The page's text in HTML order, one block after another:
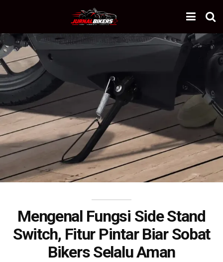
Mengenal Fungsi Side Stand
Switch, Fitur Pintar Biar Sobat
Bikers Selalu Aman